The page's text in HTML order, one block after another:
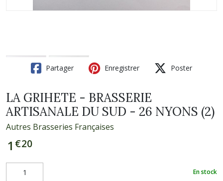
Partager Enregistrer Poster
LA GRIHETE - BRASSERIE
ARTISANALE DU SUD - 26 NYONS (2)
Autres Brasseries Françaises
1 €20
En stock